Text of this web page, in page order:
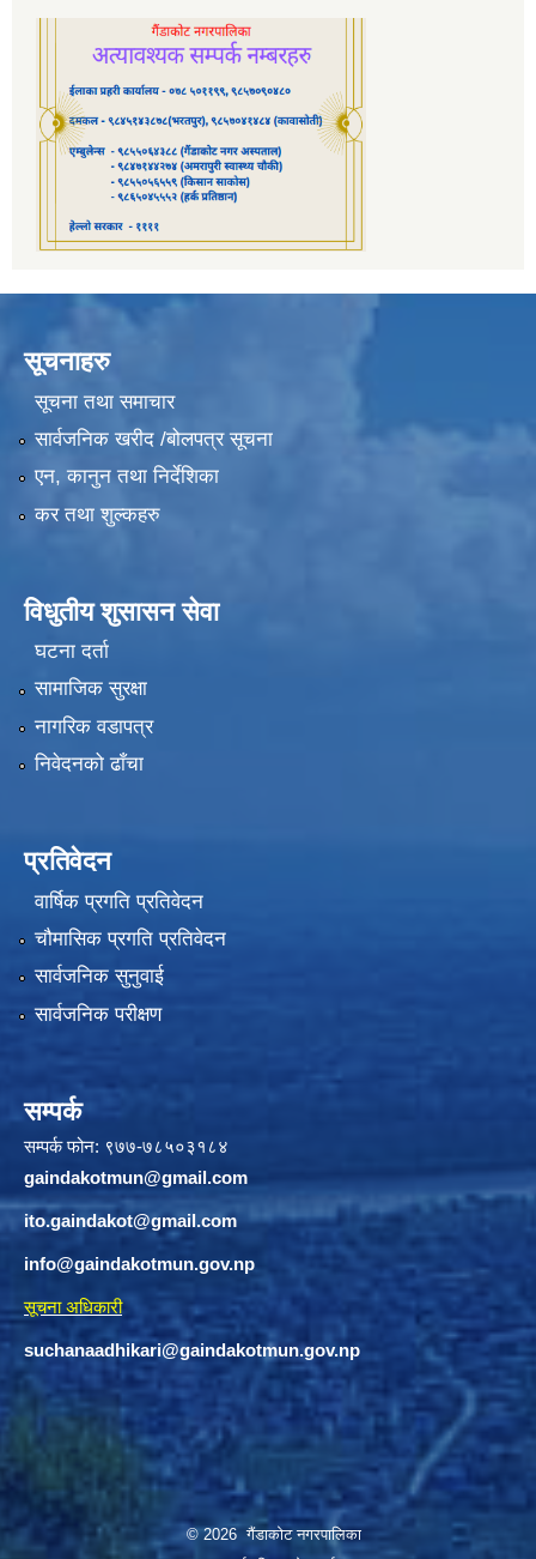
सूचनाहरु
सूचना तथा समाचार
सार्वजनिक खरीद /बोलपत्र सूचना
एन, कानुन तथा निर्देशिका
कर तथा शुल्कहरु
विधुतीय शुसासन सेवा
घटना दर्ता
सामाजिक सुरक्षा
नागरिक वडापत्र
निवेदनको ढाँचा
प्रतिवेदन
वार्षिक प्रगति प्रतिवेदन
चौमासिक प्रगति प्रतिवेदन
सार्वजनिक सुनुवाई
सार्वजनिक परीक्षण
सम्पर्क
सम्पर्क फोन: ९७७-७८५०३१८४
gaindakotmun@gmail.com
ito.gaindakot@gmail.com
info@gaindakotmun.gov.np
सूचना अधिकारी
suchanaadhikari@gaindakotmun.gov.np
© 2026 गैंडाकोट नगरपालिका